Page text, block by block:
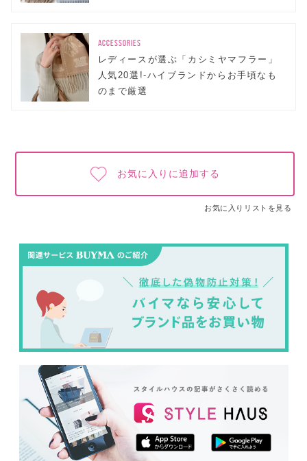
ACCESSORIES
レディースが選ぶ「カシミヤマフラー」
人気20選!-ハイブランドからお手頃なも
のまで厳選
お気に入りに追加する
お気に入りリストを見る